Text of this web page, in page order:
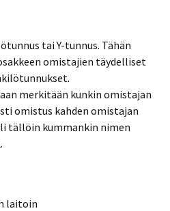
tai Y-tunnus. Tähän
omistajien täydelliset
merkitään kunkin omistajan
omistus kahden omistajan
tällöin kummankin nimen
laitoin